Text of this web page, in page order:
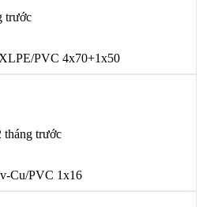
trước
PVC 4x70+1x50
tháng trước
Cu/PVC 1x16